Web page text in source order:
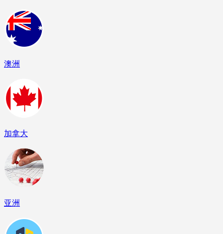
澳洲
加拿大
亚洲